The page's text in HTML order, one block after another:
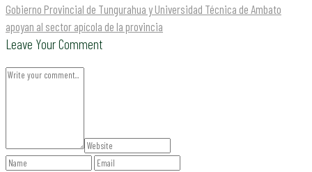
Gobierno Provincial de Tungurahua y Universidad Técnica de Ambato
apoyan al sector apícola de la provincia
Leave Your Comment